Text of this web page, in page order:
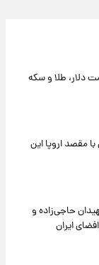
دلار، طلا و سکه
مقصد اروپا این
حاجی‌زاده و
ایران